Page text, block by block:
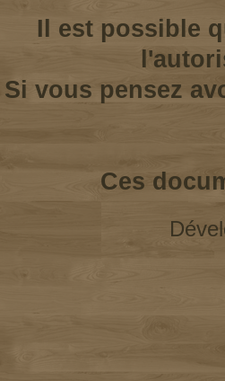
Il est possible
Si vous pensez
Ces